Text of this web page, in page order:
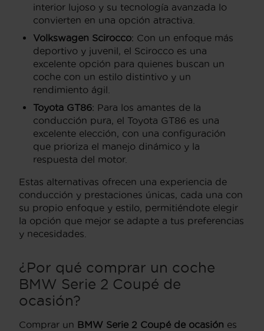
interior lujoso y su tecnología avanzada lo
convierten en una opción atractiva.
Volkswagen Scirocco: Con un enfoque más
deportivo y juvenil, el Scirocco es una
excelente opción para quienes buscan un
coche con un estilo distintivo y un
rendimiento ágil.
Toyota GT86: Para los amantes de la
conducción pura, el Toyota GT86 es una
excelente elección, con una configuración
que prioriza el manejo dinámico y la
respuesta del motor.
Estas alternativas ofrecen una experiencia de
conducción y prestaciones únicas, cada una con
su propio enfoque y estilo, permitiéndote elegir
la opción que mejor se adapte a tus preferencias
y necesidades.
¿Por qué comprar un coche
BMW Serie 2 Coupé de
ocasión?
Comprar un BMW Serie 2 Coupé de ocasión es